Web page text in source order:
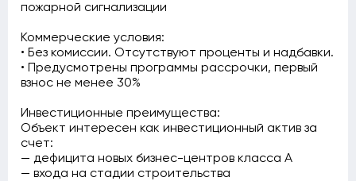
пожарной сигнализации
Коммерческие условия:
• Без комиссии. Отсутствуют проценты и надбавки.
• Предусмотрены программы рассрочки, первый
взнос не менее 30%
Инвестиционные преимущества:
Объект интересен как инвестиционный актив за
счет:
— дефицита новых бизнес-центров класса А
— входа на стадии строительства